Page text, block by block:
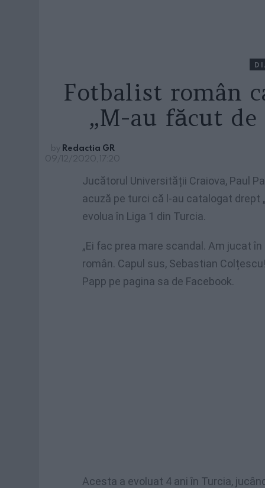
Fotbalist român
„M-au făcut
by Redactia GR
09/12/2020, 17:20
Jucătorul Universității Craiova, Paul
acuză pe turci că l-au catalogat drept
evolua în Liga 1 din Turcia.
„Ei fac prea mare scandal. Am jucat
român. Capul sus, Sebastian
Papp pe pagina sa de Facebook.
Acesta a evoluat 4 ani în Turcia,